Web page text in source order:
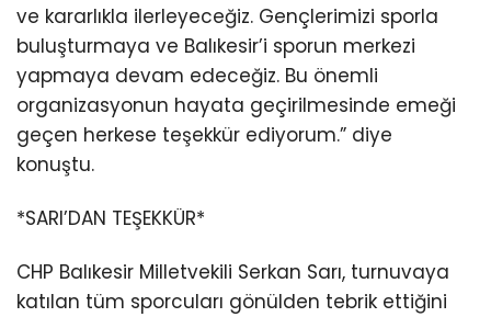
ve kararlıkla ilerleyeceğiz. Gençlerimizi sporla
buluşturmaya ve Balıkesir’i sporun merkezi
yapmaya devam edeceğiz. Bu önemli
organizasyonun hayata geçirilmesinde emeği
geçen herkese teşekkür ediyorum.” diye
konuştu.
*SARI’DAN TEŞEKKÜR*
CHP Balıkesir Milletvekili Serkan Sarı, turnuvaya
katılan tüm sporcuları gönülden tebrik ettiğini